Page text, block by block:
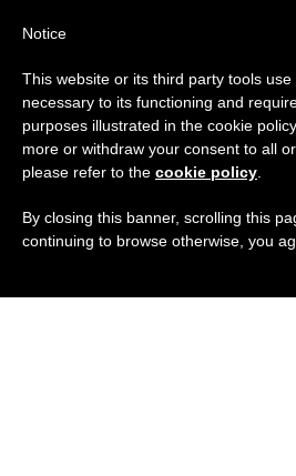
Notice
This website or its third party tools
necessary to its functioning and
purposes illustrated in the cookie
more or withdraw your consent to all
please refer to the cookie policy
By closing this banner, scrolling this
continuing to browse otherwise, you